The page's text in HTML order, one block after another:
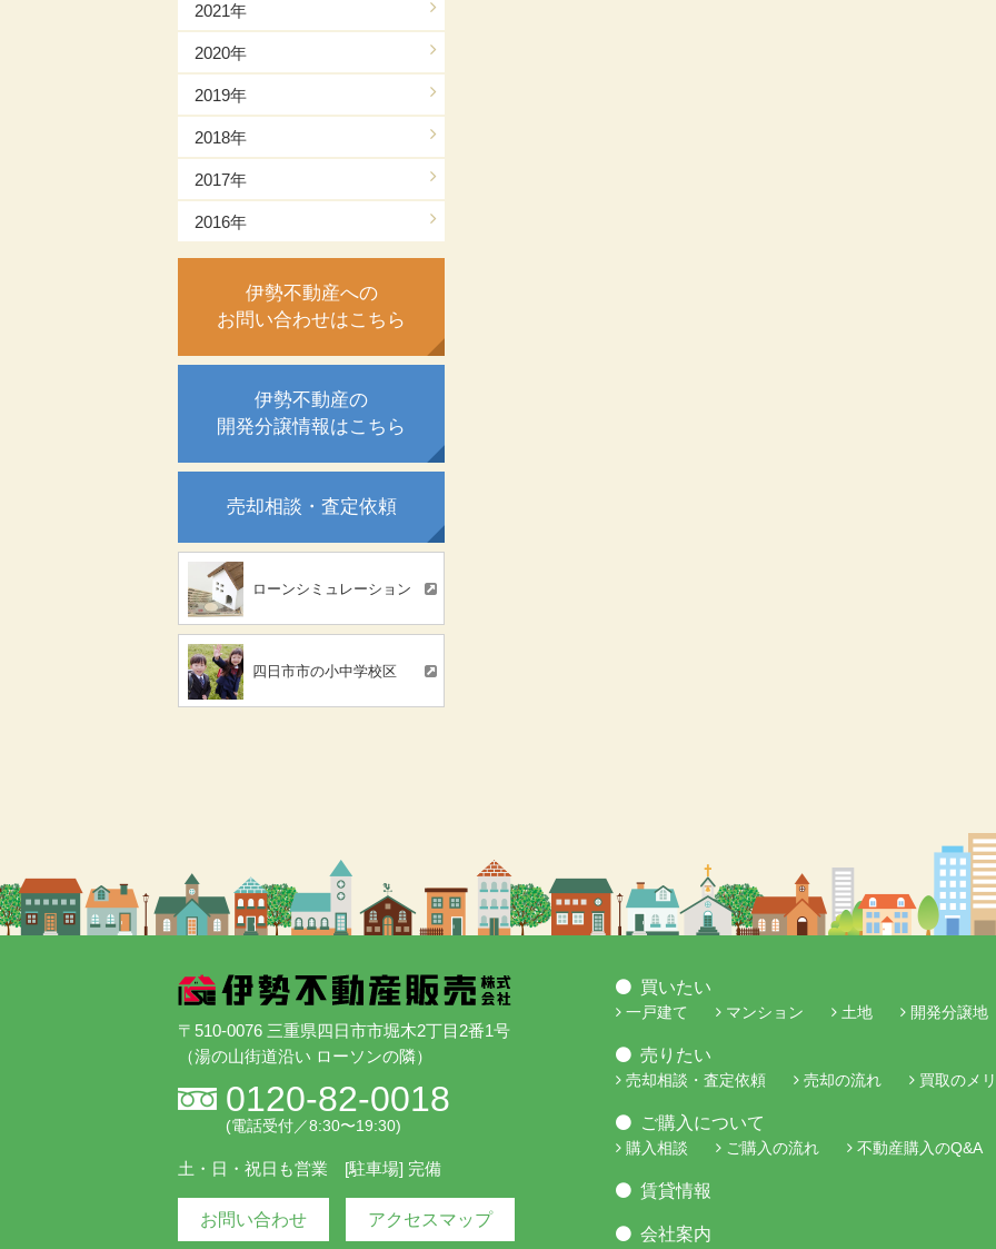
2021年
2020年
2019年
2018年
2017年
2016年
伊勢不動産への
お問い合わせはこちら
伊勢不動産の
開発分譲情報はこちら
売却相談・査定依頼
ローンシミュレーション
四日市市の小中学校区
〒510-0076 三重県四日市市堀木2丁目2番1号
（湯の山街道沿い ローソンの隣）
0120-82-0018
(電話受付／8:30〜19:30)
土・日・祝日も営業 [駐車場] 完備
お問い合わせ アクセスマップ
買いたい
一戸建て マンション 土地 開発分譲地
売りたい
売却相談・査定依頼 売却の流れ 買取のメ
ご購入について
購入相談 ご購入の流れ 不動産購入のQ&A
賃貸情報
会社案内